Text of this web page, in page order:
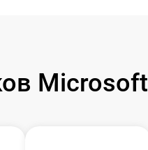
Microsoft